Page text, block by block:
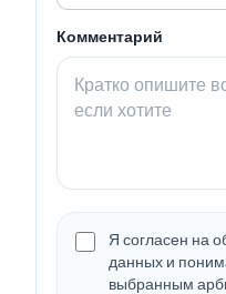
Комментарий
Я согласен на
данных и
выбранным